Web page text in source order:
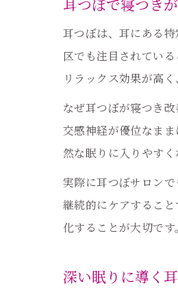
耳つぼで寝つき
耳つぼは、耳にある
区でも注目されてい
リラックス効果が高
なぜ耳つぼが寝つき
交感神経が優位なま
然な眠りに入りやすく
実際に耳つぼサロン
継続的にケアするこ
化することが大切です。
深い眠りに導く